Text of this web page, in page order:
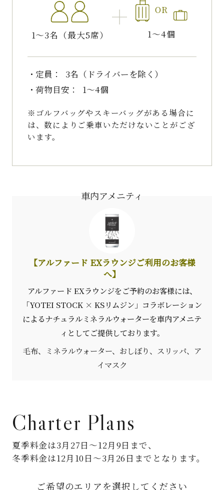
1～3名（最大5席）
OR
1～4個
定員
3名（ドライバーを除く）
荷物目安
1～4個
※ゴルフバッグやスキーバッグがある場合に
は、数によりご乗車いただけないことがござ
います。
車内アメニティ
【アルファード EXラウンジご利用のお客様
へ】
アルファード EXラウンジをご予約のお客様には、
「YOTEI STOCK × KSリムジン」コラボレーション
によるナチュラルミネラルウォーターを車内アメニテ
ィとしてご提供しております。
毛布、ミネラルウォーター、おしぼり、スリッパ、ア
イマスク
Charter Plans
夏季料金は3月27日〜12月9日まで、
冬季料金は12月10日〜3月26日までとなります。
ご希望のエリアを選択してください